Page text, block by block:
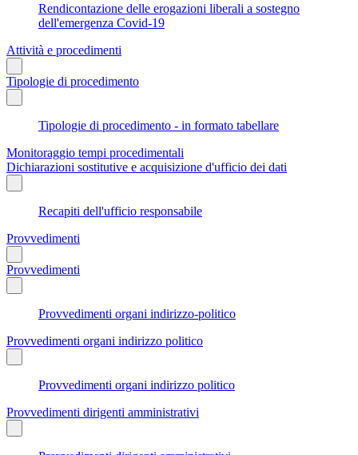
Rendicontazione delle erogazioni liberali a sostegno
dell'emergenza Covid-19
Attività e procedimenti
Tipologie di procedimento
Tipologie di procedimento - in formato tabellare
Monitoraggio tempi procedimentali
Dichiarazioni sostitutive e acquisizione d'ufficio dei dati
Recapiti dell'ufficio responsabile
Provvedimenti
Provvedimenti
Provvedimenti organi indirizzo-politico
Provvedimenti organi indirizzo politico
Provvedimenti organi indirizzo politico
Provvedimenti dirigenti amministrativi